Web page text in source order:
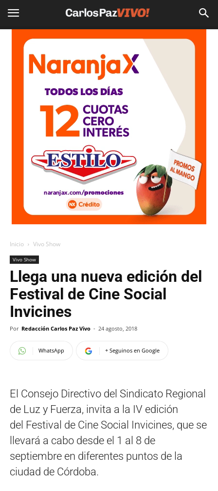
Inicio Vivo Show
Vivo Show
Llega una nueva edición del
Festival de Cine Social
Invicines
Por Redacción Carlos Paz Vivo - 24 agosto, 2018
WhatsApp + Seguinos en Google
El Consejo Directivo del Sindicato Regional
de Luz y Fuerza, invita a la IV edición
del Festival de Cine Social Invicines, que se
llevará a cabo desde el 1 al 8 de
septiembre en diferentes puntos de la
ciudad de Córdoba.